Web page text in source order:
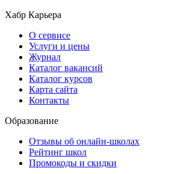
Хабр Карьера
О сервисе
Услуги и цены
Журнал
Каталог вакансий
Каталог курсов
Карта сайта
Контакты
Образование
Отзывы об онлайн-школах
Рейтинг школ
Промокоды и скидки